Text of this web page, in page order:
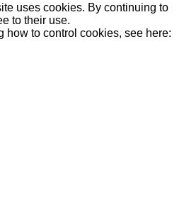
uses cookies. By continuing to
to their use.
how to control cookies, see here: